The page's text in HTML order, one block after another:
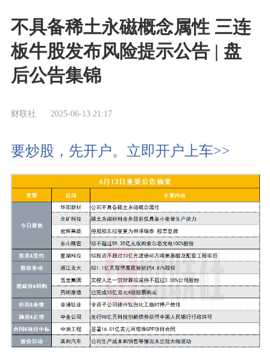
不具备稀土永磁概念属性 三连
板牛股发布风险提示公告 | 盘
后公告集锦
财联社 2025-06-13 21:17
要炒股，先开户。立即开户上车>>